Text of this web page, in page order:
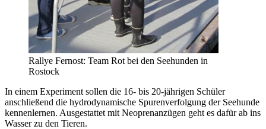
Rallye Fernost: Team Rot bei den Seehunden in
Rostock
In einem Experiment sollen die 16- bis 20-jährigen Schüler
anschließend die hydrodynamische Spurenverfolgung der Seehunde
kennenlernen. Ausgestattet mit Neoprenanzügen geht es dafür ab ins
Wasser zu den Tieren.